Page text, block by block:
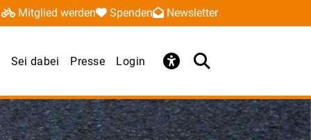
Mitglied werden Spenden Newsletter
Sei dabei Presse Login